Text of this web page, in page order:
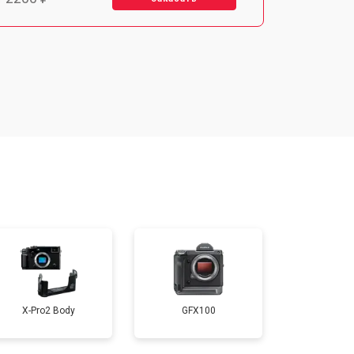
2300 ₽ Заказать
X-Pro2 Body GFX100